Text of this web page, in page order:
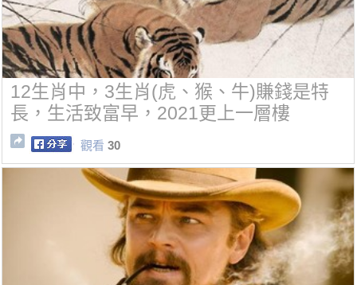
12生肖中，3生肖(虎、猴、牛)賺錢是特
長，生活致富早，2021更上一層樓
觀看 30